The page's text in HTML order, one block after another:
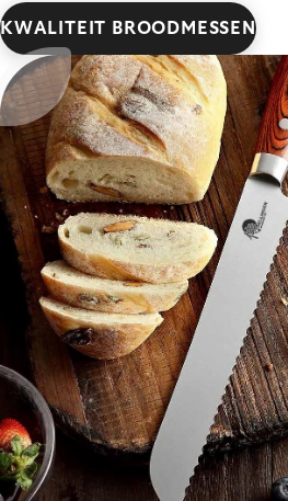
KWALITEIT BROODMESSEN